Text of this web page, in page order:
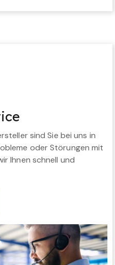
sind Sie bei uns in
oder Störungen mit
Ihnen schnell und